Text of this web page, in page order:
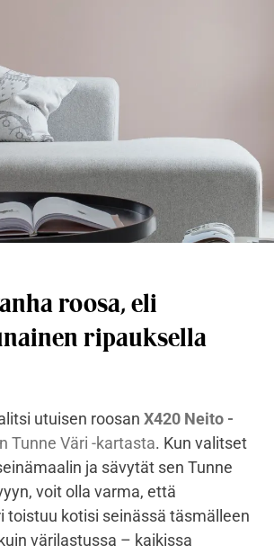
roosa, eli
ripauksella
utuisen roosan X420 Neito -
Tunne Väri -kartasta. Kun valitset
ja sävytät sen Tunne
voit olla varma, että
toistuu kotisi seinässä täsmälleen
värilastussa – kaikissa